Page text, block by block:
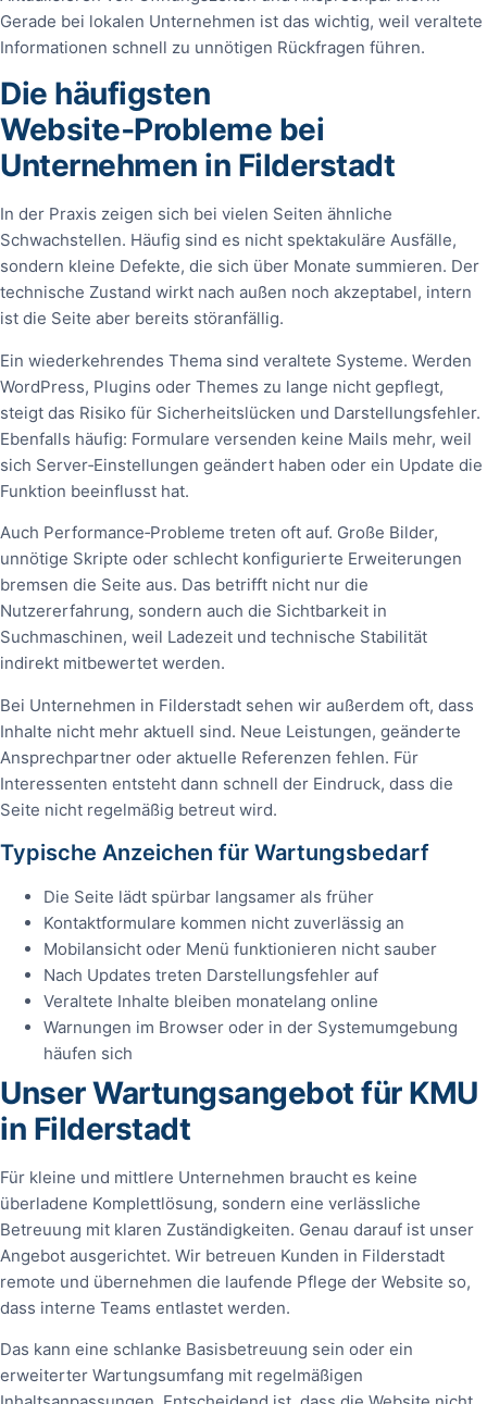
Gerade bei lokalen Unternehmen ist das wichtig, weil veraltete
Informationen schnell zu unnötigen Rückfragen führen.
Die häufigsten
Website‑Probleme bei
Unternehmen in Filderstadt
In der Praxis zeigen sich bei vielen Seiten ähnliche
Schwachstellen. Häufig sind es nicht spektakuläre Ausfälle,
sondern kleine Defekte, die sich über Monate summieren. Der
technische Zustand wirkt nach außen noch akzeptabel, intern
ist die Seite aber bereits störanfällig.
Ein wiederkehrendes Thema sind veraltete Systeme. Werden
WordPress, Plugins oder Themes zu lange nicht gepflegt,
steigt das Risiko für Sicherheitslücken und Darstellungsfehler.
Ebenfalls häufig: Formulare versenden keine Mails mehr, weil
sich Server‑Einstellungen geändert haben oder ein Update die
Funktion beeinflusst hat.
Auch Performance‑Probleme treten oft auf. Große Bilder,
unnötige Skripte oder schlecht konfigurierte Erweiterungen
bremsen die Seite aus. Das betrifft nicht nur die
Nutzererfahrung, sondern auch die Sichtbarkeit in
Suchmaschinen, weil Ladezeit und technische Stabilität
indirekt mitbewertet werden.
Bei Unternehmen in Filderstadt sehen wir außerdem oft, dass
Inhalte nicht mehr aktuell sind. Neue Leistungen, geänderte
Ansprechpartner oder aktuelle Referenzen fehlen. Für
Interessenten entsteht dann schnell der Eindruck, dass die
Seite nicht regelmäßig betreut wird.
Typische Anzeichen für Wartungsbedarf
Die Seite lädt spürbar langsamer als früher
Kontaktformulare kommen nicht zuverlässig an
Mobilansicht oder Menü funktionieren nicht sauber
Nach Updates treten Darstellungsfehler auf
Veraltete Inhalte bleiben monatelang online
Warnungen im Browser oder in der Systemumgebung
häufen sich
Unser Wartungsangebot für KMU
in Filderstadt
Für kleine und mittlere Unternehmen braucht es keine
überladene Komplettlösung, sondern eine verlässliche
Betreuung mit klaren Zuständigkeiten. Genau darauf ist unser
Angebot ausgerichtet. Wir betreuen Kunden in Filderstadt
remote und übernehmen die laufende Pflege der Website so,
dass interne Teams entlastet werden.
Das kann eine schlanke Basisbetreuung sein oder ein
erweiterter Wartungsumfang mit regelmäßigen